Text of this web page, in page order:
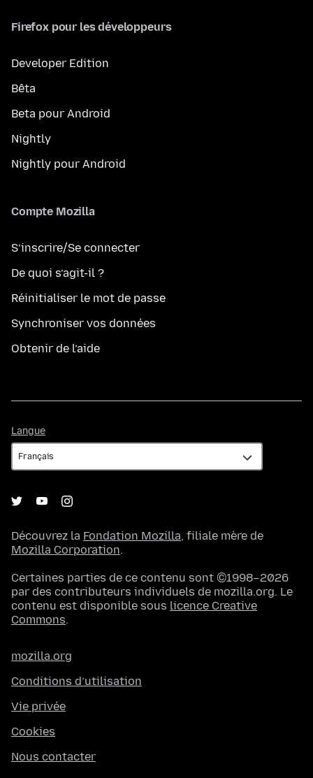
Firefox pour les développeurs
Developer Edition
Bêta
Beta pour Android
Nightly
Nightly pour Android
Compte Mozilla
S’inscrire/Se connecter
De quoi s’agit-il ?
Réinitialiser le mot de passe
Synchroniser vos données
Obtenir de l’aide
Langue
Découvrez la Fondation Mozilla, filiale mère de
Mozilla Corporation.
Certaines parties de ce contenu sont ©1998–2026
par des contributeurs individuels de mozilla.org. Le
contenu est disponible sous licence Creative
Commons.
mozilla.org
Conditions d’utilisation
Vie privée
Cookies
Nous contacter